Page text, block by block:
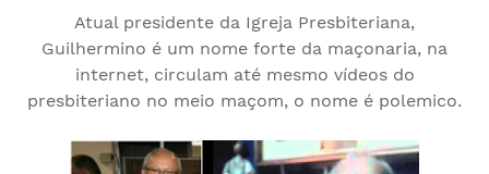
Atual presidente da Igreja Presbiteriana,
Guilhermino é um nome forte da maçonaria, na
internet, circulam até mesmo vídeos do
presbiteriano no meio maçom, o nome é polemico.